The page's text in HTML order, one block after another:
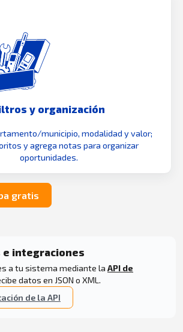
y organización
municipio, modalidad y valor;
y agrega notas para organizar
oportunidades.
gratis
e integraciones
a tu sistema mediante la API de
datos en JSON o XML.
de la API